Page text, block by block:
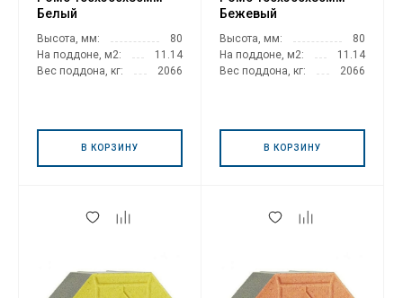
Белый
Высота, мм:
80
На поддоне, м2:
11.14
Вес поддона, кг:
2066
В КОРЗИНУ
Бежевый
Высота, мм:
80
На поддоне, м2:
11.14
Вес поддона, кг:
2066
В КОРЗИНУ